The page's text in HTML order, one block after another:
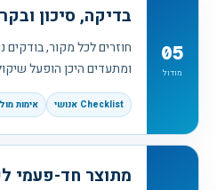
05
מודול
בדיקה, סיכון
חוזרים לכל מקור, בודקים
ומתעדים היכן הופעל
Checklist אנושי אימות
מתוצר חד-פעמי